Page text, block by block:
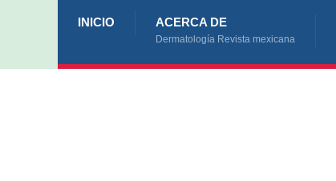
INICIO ACERCA DE
Dermatología Revista mexicana